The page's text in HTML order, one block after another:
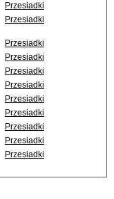
Przesiadki
Przesiadki
Przesiadki
Przesiadki
Przesiadki
Przesiadki
Przesiadki
Przesiadki
Przesiadki
Przesiadki
Przesiadki